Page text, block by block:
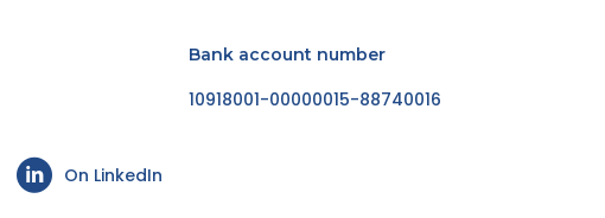
Bank account number
10918001-00000015-88740016
On LinkedIn